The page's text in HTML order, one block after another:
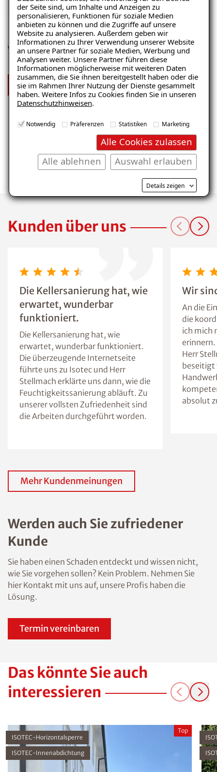
der Seite sind, um Inhalte und Anzeigen zu
personalisieren, Funktionen für soziale Medien
anbieten zu können und die Zugriffe auf unsere
Website zu analysieren. Außerdem geben wir
Informationen zu Ihrer Verwendung unserer Website
an unsere Partner für soziale Medien, Werbung und
Analysen weiter. Unsere Partner führen diese
Informationen möglicherweise mit weiteren Daten
zusammen, die Sie ihnen bereitgestellt haben oder die
sie im Rahmen Ihrer Nutzung der Dienste gesammelt
haben. Weitere Infos zu Cookies finden Sie in unseren
Datenschutzhinweisen.
Notwendig Präferenzen Statistiken Marketing
Alle Cookies zulassen
Auswahl erlauben
Alle ablehnen
Details zeigen
Wir sind stolz auf unser Team
Mehr über uns
Wir suchen
Kunden über uns
Die Kellersanierung hat, wie
erwartet, wunderbar
funktioniert.
Die Kellersanierung hat, wie
erwartet, wunderbar funktioniert.
Die überzeugende Internetseite
führte uns zu Isotec und Herr
Stellmach erklärte uns dann, wie die
Feuchtigkeitssanierung abläuft. Zu
unserer vollsten Zufriedenheit sind
die Arbeiten durchgeführt worden.
Wir
An die
die
ich mich
Herr
beseitigt
absolut
Mehr Kundenmeinungen
Werden auch Sie zufriedener
Kunde
Sie haben einen Schaden entdeckt und wissen nicht,
wie Sie vorgehen sollen? Kein Problem. Nehmen Sie
hier Kontakt mit uns auf, unsere Profis haben die
Lösung.
Termin vereinbaren
Das könnte Sie auch
interessieren
ISOTEC-Horizontalsperre
ISOTEC-Innenabdichtung
Top